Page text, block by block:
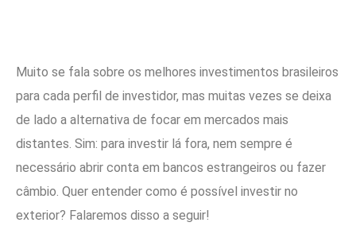
Muito se fala sobre os melhores investimentos brasileiros
para cada perfil de investidor, mas muitas vezes se deixa
de lado a alternativa de focar em mercados mais
distantes. Sim: para investir lá fora, nem sempre é
necessário abrir conta em bancos estrangeiros ou fazer
câmbio. Quer entender como é possível investir no
exterior? Falaremos disso a seguir!